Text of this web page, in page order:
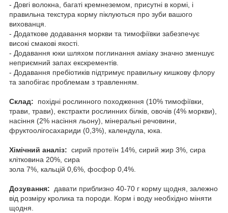
- Довгі волокна, багаті кремнеземом, присутні в кормі, і
правильна текстура корму піклуються про зуби вашого
вихованця.
- Додаткове додавання моркви та тимофіївки забезпечує
високі смакові якості.
- Додавання юки шляхом поглинання аміаку значно зменшує
неприємний запах екскрементів.
- Додавання пребіотиків підтримує правильну кишкову флору
та запобігає проблемам з травленням.
Склад:
похідні рослинного походження (10% тимофіївки,
трави, трави), екстракти рослинних білків, овочів (4% моркви),
насіння (2% насіння льону), мінеральні речовини,
фруктоолігосахариди (0,3%), календула, юка.
Хімічний аналіз: сирий протеїн 14%, сирий жир 3%, сира
клітковина 20%, сира
зола 7%, кальцій 0,6%, фосфор 0,4%.
Дозування:
давати приблизно 40-70 г корму щодня, залежно
від розміру кролика та породи. Корм і воду необхідно міняти
щодня.